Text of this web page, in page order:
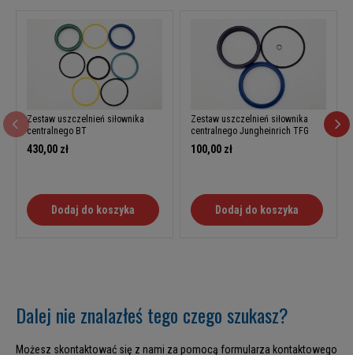
Zestaw uszczelnień siłownika
centralnego BT
430,00 zł
Dodaj do koszyka
Zestaw uszczelnień siłownika
centralnego Jungheinrich TFG
100,00 zł
Dodaj do koszyka
Dalej nie znalazłeś tego czego szukasz?
Możesz skontaktować się z nami za pomocą formularza kontaktowego